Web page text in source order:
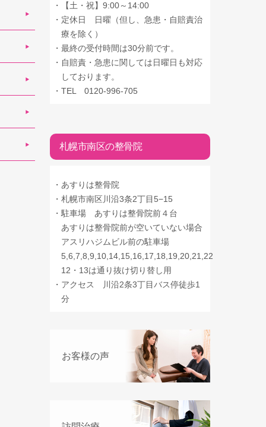
・
【土・祝】9:00～14:00
・ 定休日 日曜（但し、急患・自賠責治
療を除く）
・ 最終の受付時間は30分前です。
・ 自賠責・急患に関しては日曜日も対応
しております。
・ TEL 0120-996-705
札幌市南区の整骨院
・ あすりは整骨院
・ 札幌市南区川沿3条2丁目5−15
・ 駐車場 あすりは整骨院前４台
あすりは整骨院前が空いていない場合
アスリハジムビル前の駐車場
5,6,7,8,9,10,14,15,16,17,18,19,20,21,22
12・13は通り抜け切り替し用
・ アクセス 川沿2条3丁目バス停徒歩1
分
お客様の声